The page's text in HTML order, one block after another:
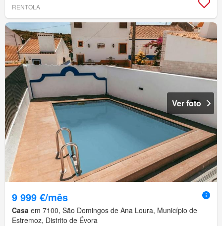
RENTOLA
Ver foto
9 999 €/mês
Casa em 7100, São Domingos de Ana Loura, Município de
Estremoz, Distrito de Évora